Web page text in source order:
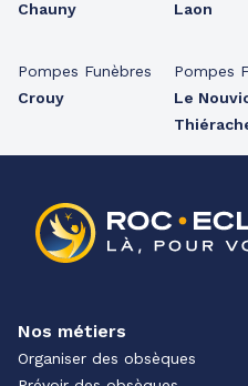
Chauny
Pompes Funèbres
Crouy
Laon
Pompes
Le
Nos métiers
Organiser des obsèques